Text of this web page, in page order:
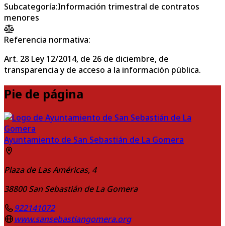
Subcategoría:Información trimestral de contratos
menores
Referencia normativa:
Art. 28 Ley 12/2014, de 26 de diciembre, de
transparencia y de acceso a la información pública.
Pie de página
Ayuntamiento de San Sebastián de La Gomera
Plaza de Las Américas, 4
38800 San Sebastián de La Gomera
922141072
www.sansebastiangomera.org